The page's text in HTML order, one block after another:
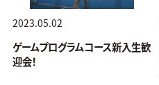
2023.05.02
ゲームプログラムコース新入生歓
迎会！